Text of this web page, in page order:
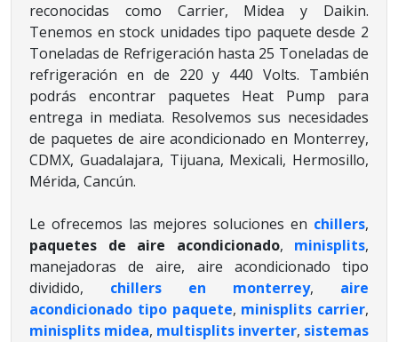
reconocidas como Carrier, Midea y Daikin.
Tenemos en stock unidades tipo paquete desde 2
Toneladas de Refrigeración hasta 25 Toneladas de
refrigeración en de 220 y 440 Volts. También
podrás encontrar paquetes Heat Pump para
entrega in mediata. Resolvemos sus necesidades
de paquetes de aire acondicionado en Monterrey,
CDMX, Guadalajara, Tijuana, Mexicali, Hermosillo,
Mérida, Cancún.
Le ofrecemos las mejores soluciones en chillers,
paquetes de aire acondicionado, minisplits,
manejadoras de aire, aire acondicionado tipo
dividido, chillers en monterrey, aire
acondicionado tipo paquete, minisplits carrier,
minisplits midea, multisplits inverter, sistemas